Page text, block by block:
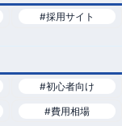
#採用サイト
#初心者向け
#費用相場